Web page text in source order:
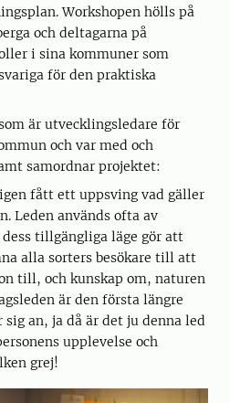
Workshopen hölls på
och deltagarna på
i sina kommuner som
för den praktiska
är utvecklingsledare för
och var med och
samordnar projektet:
fått ett uppsving vad gäller
Leden används ofta av
tillgängliga läge gör att
alla sorters besökare till att
till, och kunskap om, naturen
är den första längre
an, ja då är det ju denna led
upplevelse och
grej!